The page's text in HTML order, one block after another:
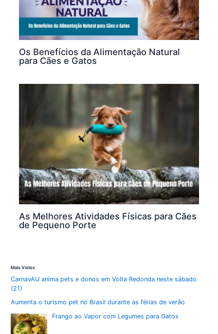
Os Benefícios da Alimentação Natural
para Cães e Gatos
As Melhores Atividades Físicas para Cães
de Pequeno Porte
Mais Vistos
CarnavAU anima pets e donos em Volta Redonda neste sábado
(21)
Aumenta o turismo pet no Brasil durante as férias de verão
Frango ao Vapor com Legumes para Gatos